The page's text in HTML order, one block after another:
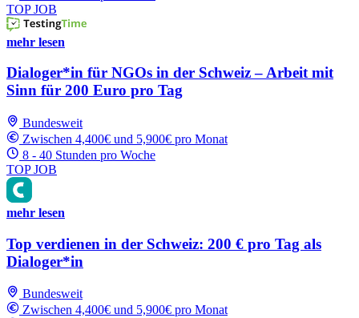
TOP JOB
mehr lesen
Dialoger*in für NGOs in der Schweiz – Arbeit mit
Sinn für 200 Euro pro Tag
Bundesweit
Zwischen 4,400€ und 5,900€ pro Monat
8 - 40 Stunden pro Woche
TOP JOB
mehr lesen
Top verdienen in der Schweiz: 200 € pro Tag als
Dialoger*in
Bundesweit
Zwischen 4,400€ und 5,900€ pro Monat